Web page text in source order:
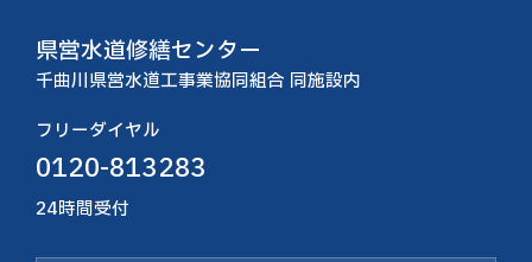
県営水道修繕センター
千曲川県営水道工事業協同組合 同施設内
フリーダイヤル
0120-813283
24時間受付